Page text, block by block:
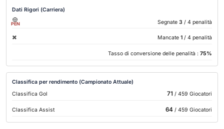
Dati Rigori (Carriera)
PEN Segnate 3 / 4 penalità
Mancate 1 / 4 penalità
Tasso di conversione delle penalità : 75%
Classifica per rendimento (Campionato Attuale)
Classifica Gol
71 / 459 Giocatori
Classifica Assist 64/ 459 Giocatori